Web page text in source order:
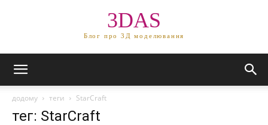
3DAS
Блог про 3Д моделювання
додому теги StarCraft
тег: StarCraft